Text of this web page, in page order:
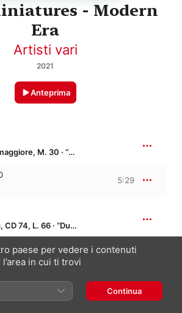
- Modern
Era
Artisti vari
2021
Anteprima
Jeux d'eau in mi maggiore, M. 30 · “Giochi d'acqua”
5:29
Deux arabesques, CD 74, L. 66 · “Due arabeschi”
in E Major
3:50
paese per vedere i contenuti
in cui ti trovi
Continua